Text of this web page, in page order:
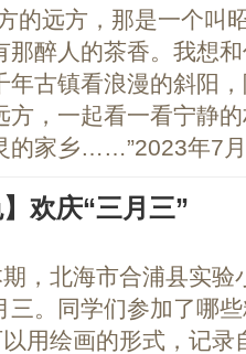
的远方，那是一个叫
那醉人的茶香。我想
年古镇看浪漫的斜阳
方，一起看一看宁静
的家乡……”2023年7
】欢庆“三月三”
期，北海市合浦县实
。同学们参加了哪
以用绘画的形式，记